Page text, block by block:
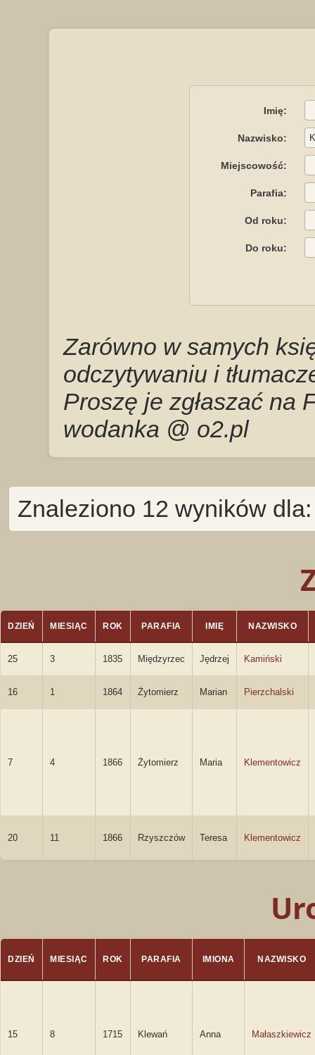
Imię:
Nazwisko:
Miejscowość:
Parafia:
Od roku:
Do roku:
Zarówno w samych
odczytywaniu i
Proszę je zgłaszać na
wodanka @ o2.pl
Znaleziono 12 wyników
DZIEŃ MIESIĄC ROK PARAFIA IMIĘ NAZWISKO
25 3 1835 Międzyrzec Jędrzej Kamiński
16 1 1864 Żytomierz Marian Pierzchalski
7 4 1866 Żytomierz Maria Klementowicz
20 11 1866 Rzyszczów Teresa Klementowicz
DZIEŃ MIESIĄC ROK PARAFIA IMIONA NAZWISKO
15 8 1715 Klewań Anna Małaszkiewicz